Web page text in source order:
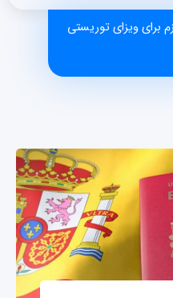
برای ویزای توریستی